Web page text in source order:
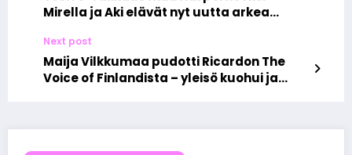
Mirella ja Aki elävät nyt uutta arkea
Next post
Maija Vilkkumaa pudotti Ricardon The
Voice of Finlandista – yleisö kuohui ja